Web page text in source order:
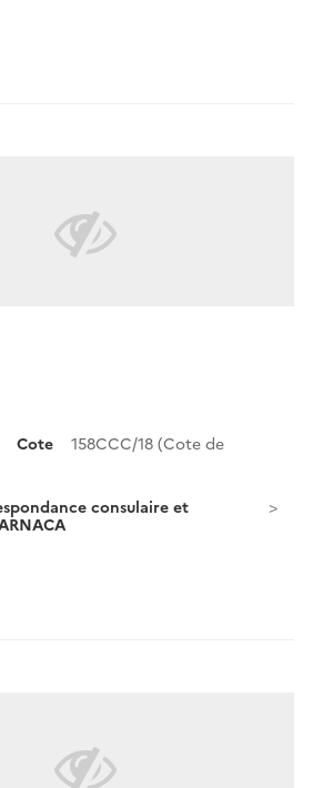
Cote
158CCC/18 (Cote de
consulaire et